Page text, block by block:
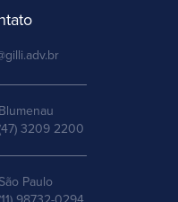
Blumenau
3209 2200
São Paulo